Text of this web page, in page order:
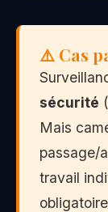
⚠️ Cas
sécurité
Mais
passage/
travail